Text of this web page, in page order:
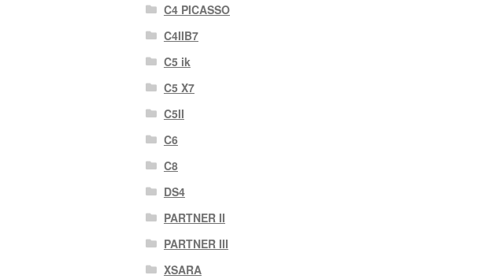
C4 PICASSO
C4IIB7
C5 ik
C5 X7
C5II
C6
C8
DS4
PARTNER II
PARTNER III
XSARA